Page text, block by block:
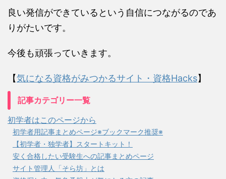
良い発信ができているという自信につながるのであ
りがたいです。
今後も頑張っていきます。
【気になる資格がみつかるサイト・資格Hacks】
記事カテゴリー一覧
初学者はこのページから
初学者用記事まとめページ※ブックマーク推奨※
【初学者・独学者】スタートキット！
安く合格したい受験生への記事まとめページ
サイト管理人「そら坊」とは